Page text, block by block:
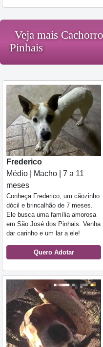
Veja mais
Pinhais
Frederico
Médio | Macho | 7 a 11
meses
Conheça Frederico, um cãozinho
dócil e brincalhão de 7 meses.
Ele busca uma família amorosa
em São José dos Pinhais. Venha
dar carinho e um lar a ele!
Quero Adotar